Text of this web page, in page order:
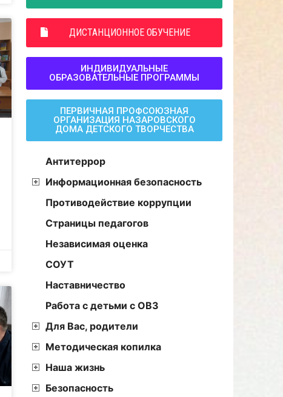
ДИСТАНЦИОННОЕ ОБУЧЕНИЕ
ИНДИВИДУАЛЬНЫЕ
ОБРАЗОВАТЕЛЬНЫЕ ПРОГРАММЫ
ПЕРВИЧНАЯ ПРОФСОЮЗНАЯ
ОРГАНИЗАЦИЯ НАЗАРОВСКОГО
ДОМА ДЕТСКОГО ТВОРЧЕСТВА
Антитеррор
Информационная безопасность
Противодействие коррупции
Страницы педагогов
Независимая оценка
СОУТ
Наставничество
Работа с детьми с ОВЗ
Для Вас, родители
Методическая копилка
Наша жизнь
Безопасность